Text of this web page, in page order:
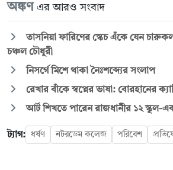
অঙ্কণ এর আরও সংবাদ
তাসনিয়া ফারিণের স্কেচ এঁকে যেন
চঞ্চল চৌধুরী
নিসর্গে মিশে থাকা নৈঃশব্দ্যের সংলাপ
রেখার বাঁকে স্বপ্নের ভাষা: বোরহানের
আর্ট শিখতে পারেন রাজধানীর ১২ স্কুল-
ট্যাগ: ধর্ষণ নটরডেম কলেজ পরিবেশ